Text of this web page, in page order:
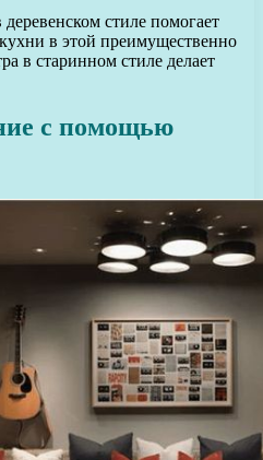
стиле помогает
в этой преимущественно
в старинном стиле делает
с помощью